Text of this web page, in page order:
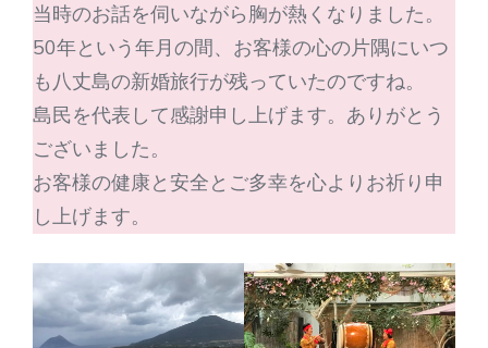
当時のお話を伺いながら胸が熱くなりました。
50年という年月の間、お客様の心の片隅にいつ
も八丈島の新婚旅行が残っていたのですね。
島民を代表して感謝申し上げます。ありがとう
ございました。
お客様の健康と安全とご多幸を心よりお祈り申
し上げます。